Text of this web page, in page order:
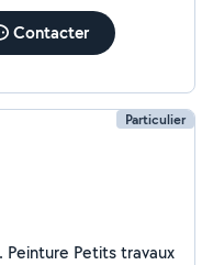
Contacter
Particulier
Entretien jardin, nettoyage jardin. Peinture Petits travaux